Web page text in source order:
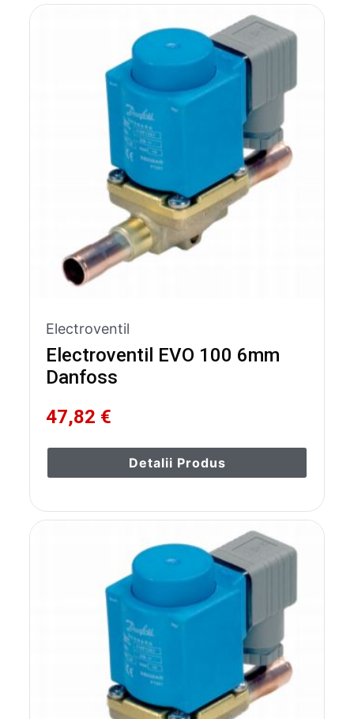
Electroventil
Electroventil EVO 100 6mm
Danfoss
47,82 €
Detalii Produs